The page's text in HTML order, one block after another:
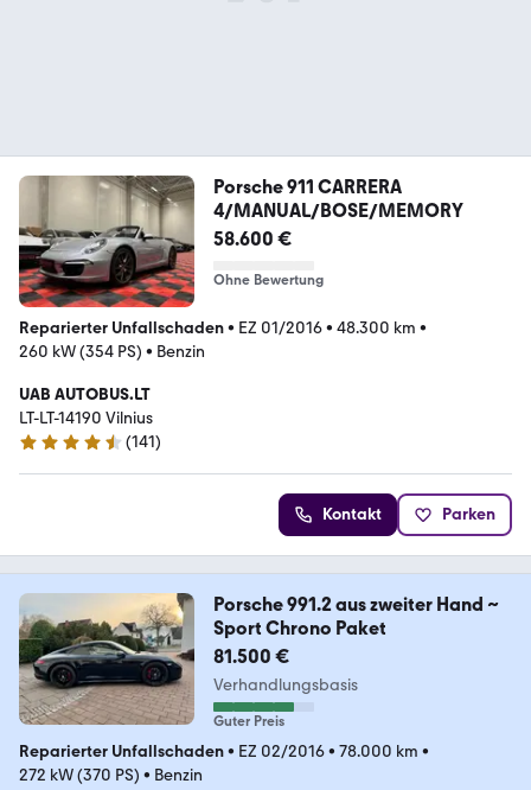
Porsche 911 CARRERA
4/MANUAL/BOSE/MEMORY
58.600 €
Ohne Bewertung
Reparierter Unfallschaden• EZ 01/2016• 48.300 km •
260 kW (354 PS) • Benzin
UAB AUTOBUS.LT
LT-LT-14190 Vilnius
4.6 Sterne
(141)
Kontakt Parken
Porsche 991.2 aus zweiter Hand ~
Sport Chrono Paket
81.500 €
Verhandlungsbasis
Guter Preis
Reparierter Unfallschaden• EZ 02/2016• 78.000 km •
272 kW (370 PS) • Benzin